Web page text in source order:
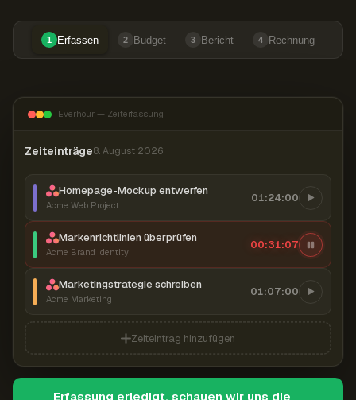
1 Erfassen 2 Budget 3 Bericht 4 Rechnung
Everhour — Zeiterfassung
Zeiteinträge8. August 2026
Homepage-Mockup entwerfen
Acme Web Project
01:24:00
Markenrichtlinien überprüfen
Acme Brand Identity
00:31:08
Marketingstrategie schreiben
Acme Marketing
01:07:00
Zeiteintrag hinzufügen
Erfassung erledigt, schauen wir uns die